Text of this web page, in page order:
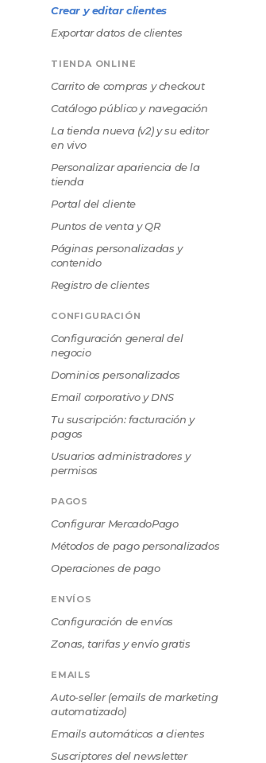
Crear y editar clientes
Exportar datos de clientes
TIENDA ONLINE
Carrito de compras y checkout
Catálogo público y navegación
La tienda nueva (v2) y su editor
en vivo
Personalizar apariencia de la
tienda
Portal del cliente
Puntos de venta y QR
Páginas personalizadas y
contenido
Registro de clientes
CONFIGURACIÓN
Configuración general del
negocio
Dominios personalizados
Email corporativo y DNS
Tu suscripción: facturación y
pagos
Usuarios administradores y
permisos
PAGOS
Configurar MercadoPago
Métodos de pago personalizados
Operaciones de pago
ENVÍOS
Configuración de envíos
Zonas, tarifas y envío gratis
EMAILS
Auto-seller (emails de marketing
automatizado)
Emails automáticos a clientes
Suscriptores del newsletter